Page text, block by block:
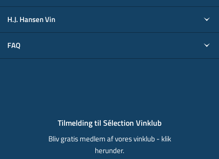
H.J. Hansen Vin
FAQ
Tilmelding til Sélection Vinklub
Bliv gratis medlem af vores vinklub - klik
herunder.